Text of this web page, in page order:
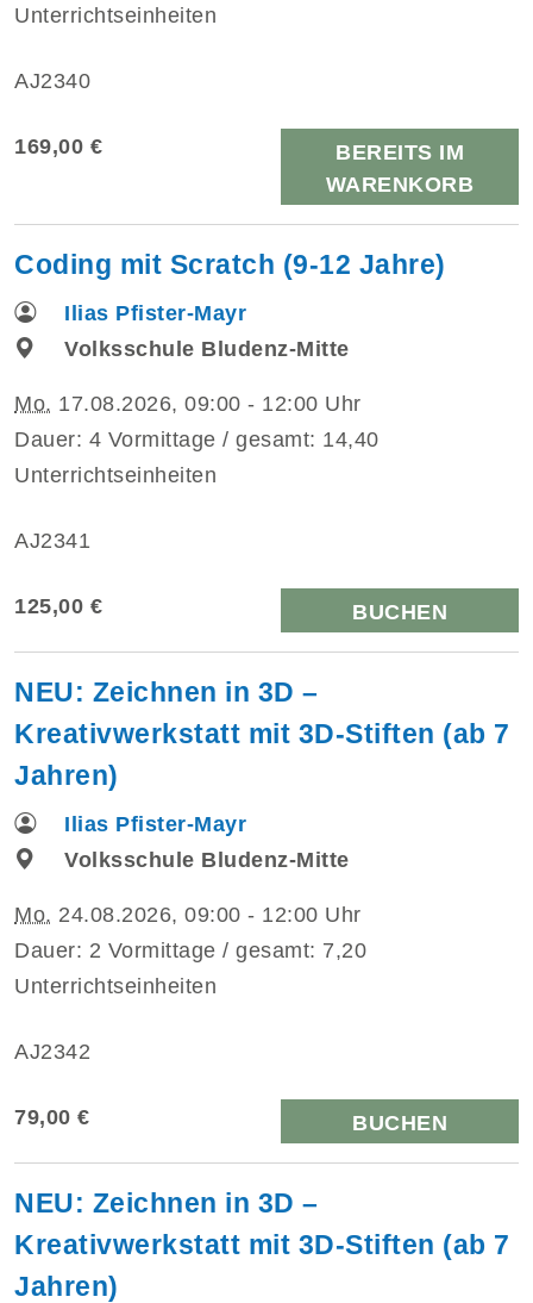
Unterrichtseinheiten
AJ2340
169,00 €
BEREITS IM
WARENKORB
Coding mit Scratch (9-12 Jahre)
Ilias Pfister-Mayr
Volksschule Bludenz-Mitte
Mo. 17.08.2026, 09:00 - 12:00 Uhr
Dauer: 4 Vormittage / gesamt: 14,40
Unterrichtseinheiten
AJ2341
125,00 € BUCHEN
NEU: Zeichnen in 3D –
Kreativwerkstatt mit 3D-Stiften (ab 7
Jahren)
Ilias Pfister-Mayr
Volksschule Bludenz-Mitte
Mo. 24.08.2026, 09:00 - 12:00 Uhr
Dauer: 2 Vormittage / gesamt: 7,20
Unterrichtseinheiten
AJ2342
79,00 € BUCHEN
NEU: Zeichnen in 3D –
Kreativwerkstatt mit 3D-Stiften (ab 7
Jahren)